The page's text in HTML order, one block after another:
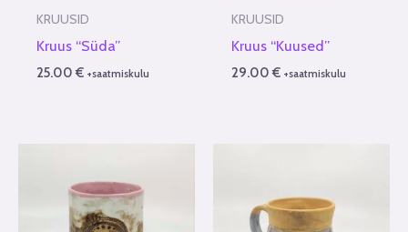
KRUUSID
Kruus “Süda”
25.00€ +saatmiskulu
KRUUSID
Kruus “Kuused”
29.00€ +saatmiskulu